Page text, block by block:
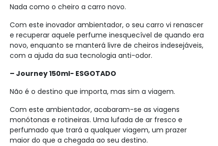
Nada como o cheiro a carro novo.
Com este inovador ambientador, o seu carro vi renascer
e recuperar aquele perfume inesquecível de quando era
novo, enquanto se manterá livre de cheiros indesejáveis,
com a ajuda da sua tecnologia anti-odor.
– Journey 150ml- ESGOTADO
Não é o destino que importa, mas sim a viagem.
Com este ambientador, acabaram-se as viagens
monótonas e rotineiras. Uma lufada de ar fresco e
perfumado que trará a qualquer viagem, um prazer
maior do que a chegada ao seu destino.